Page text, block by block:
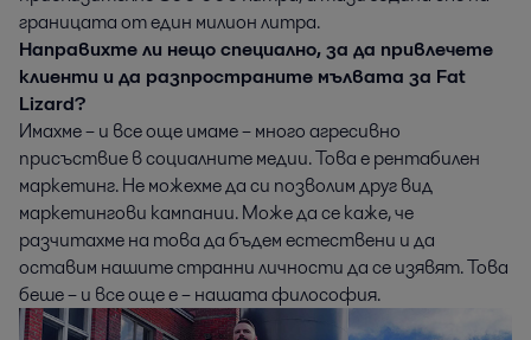
границата от един милион литра.
Направихте ли нещо специално, за да привлечете
клиенти и да разпространите мълвата за Fat
Lizard?
Имахме – и все още имаме – много агресивно
присъствие в социалните медии. Това е рентабилен
маркетинг. Не можехме да си позволим друг вид
маркетингови кампании. Може да се каже, че
разчитахме на това да бъдем естествени и да
оставим нашите странни личности да се изявят. Това
беше – и все още е – нашата философия.